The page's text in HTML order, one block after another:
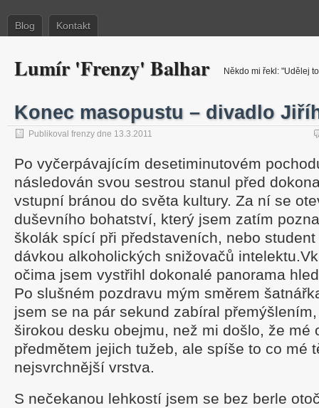
Blog Kontakt
Lumír 'Frenzy' Balhar Někdo mi řekl: "Udělej
Konec masopustu – divadlo
Publikoval frenzy dne 13.3.2011
Po vyčerpávajícím desetiminutovém
následován svou sestrou stanul před
vstupní bránou do světa kultury. Za ní se
duševního bohatství, který jsem zatím
školák spící při představeních, nebo
dávkou alkoholických snižovačů intelektu.
očima jsem vystřihl dokonalé panorama
Po slušném pozdravu mým směrem
jsem se na pár sekund zabíral
širokou desku obejmu, než mi došlo, že mé
předmětem jejich tužeb, ale spíše to co mé
nejsvrchnější vrstva.
S nečekanou lehkostí jsem se bez berle